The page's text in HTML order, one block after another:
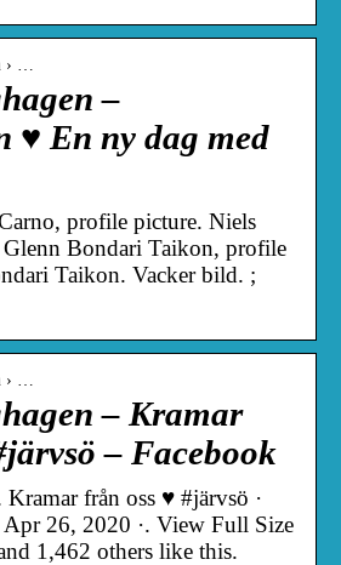
› …
–
♥️ En ny dag med
profile picture. Niels
Bondari Taikon, profile
Taikon. Vacker bild. ;
› …
– Kramar
– Facebook
från oss ♥️ #järvsö ·
Apr 26, 2020 ·. View Full Size
1,462 others like this.